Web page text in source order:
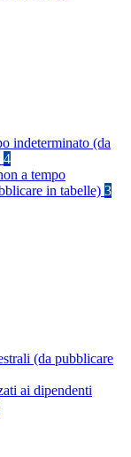
indeterminato (da
4
a tempo
in tabelle) 3
(da pubblicare
ai dipendenti